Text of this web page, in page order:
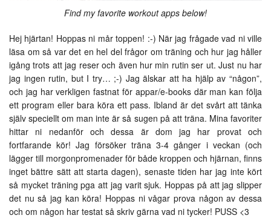
Find my favorite workout apps below!
Hej hjärtan! Hoppas ni mår toppen! :-) När jag frågade vad ni ville
läsa om så var det en hel del frågor om träning och hur jag håller
igång trots att jag reser och även hur min rutin ser ut. Just nu har
jag ingen rutin, but I try… ;-) Jag älskar att ha hjälp av “någon”,
och jag har verkligen fastnat för appar/e-books där man kan följa
ett program eller bara köra ett pass. Ibland är det svårt att tänka
själv speciellt om man inte är så sugen på att träna. Mina favoriter
hittar ni nedanför och dessa är dom jag har provat och
fortfarande kör! Jag försöker träna 3-4 gånger i veckan (och
lägger till morgonpromenader för både kroppen och hjärnan, finns
inget bättre sätt att starta dagen), senaste tiden har jag inte kört
så mycket träning pga att jag varit sjuk. Hoppas på att jag slipper
det nu så jag kan köra! Hoppas ni vågar prova någon av dessa
och om någon har testat så skriv gärna vad ni tycker! PUSS <3